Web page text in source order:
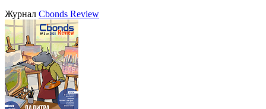
Журнал Cbonds Review